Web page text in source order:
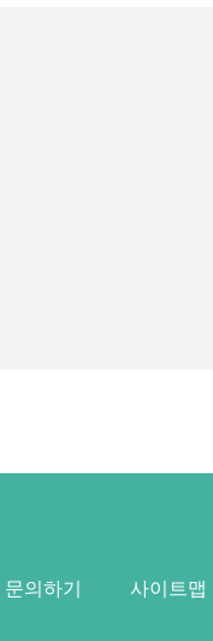
문의하기 사이트맵